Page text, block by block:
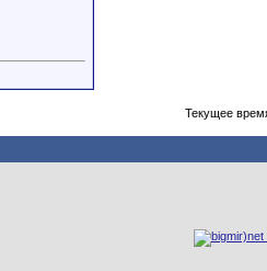
Текущее